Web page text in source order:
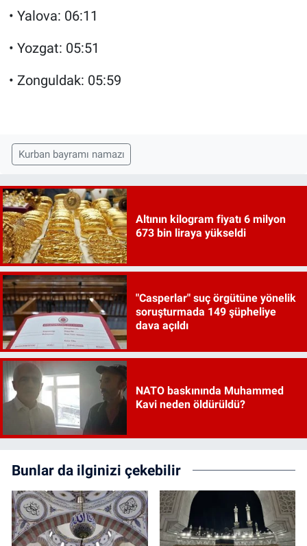
• Yalova: 06:11
• Yozgat: 05:51
• Zonguldak: 05:59
Kurban bayramı namazı
Altının kilogram fiyatı 6 milyon
673 bin liraya yükseldi
"Casperlar" suç örgütüne yönelik
soruşturmada 149 şüpheliye
dava açıldı
NATO baskınında Muhammed
Kavi neden öldürüldü?
Bunlar da ilginizi çekebilir